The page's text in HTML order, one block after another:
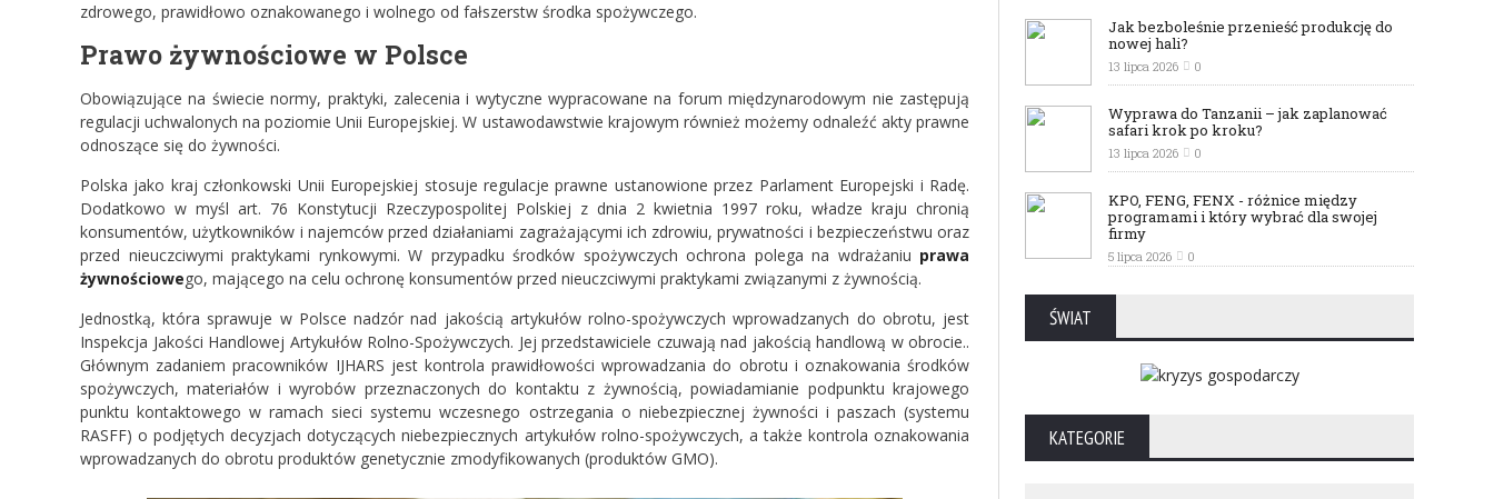
zdrowego, prawidłowo oznakowanego i wolnego od fałszerstw środka spożywczego.
Prawo żywnościowe w Polsce
Obowiązujące na świecie normy, praktyki, zalecenia i wytyczne wypracowane na forum międzynarodowym nie zastępują
regulacji uchwalonych na poziomie Unii Europejskiej. W ustawodawstwie krajowym również możemy odnaleźć akty prawne
odnoszące się do żywności.
Polska jako kraj członkowski Unii Europejskiej stosuje regulacje prawne ustanowione przez Parlament Europejski i Radę.
Dodatkowo w myśl art. 76 Konstytucji Rzeczypospolitej Polskiej z dnia 2 kwietnia 1997 roku, władze kraju chronią
konsumentów, użytkowników i najemców przed działaniami zagrażającymi ich zdrowiu, prywatności i bezpieczeństwu oraz
przed nieuczciwymi praktykami rynkowymi. W przypadku środków spożywczych ochrona polega na wdrażaniu prawa
żywnościowego, mającego na celu ochronę konsumentów przed nieuczciwymi praktykami związanymi z żywnością.
Jednostką, która sprawuje w Polsce nadzór nad jakością artykułów rolno-spożywczych wprowadzanych do obrotu, jest
Inspekcja Jakości Handlowej Artykułów Rolno-Spożywczych. Jej przedstawiciele czuwają nad jakością handlową w obrocie..
Głównym zadaniem pracowników IJHARS jest kontrola prawidłowości wprowadzania do obrotu i oznakowania środków
spożywczych, materiałów i wyrobów przeznaczonych do kontaktu z żywnością, powiadamianie podpunktu krajowego
punktu kontaktowego w ramach sieci systemu wczesnego ostrzegania o niebezpiecznej żywności i paszach (systemu
RASFF) o podjętych decyzjach dotyczących niebezpiecznych artykułów rolno-spożywczych, a także kontrola oznakowania
wprowadzanych do obrotu produktów genetycznie zmodyfikowanych (produktów GMO).
Jak bezboleśnie przenieść produkcję do
nowej hali?
13 lipca 2026 0
Wyprawa do Tanzanii – jak zaplanować
safari krok po kroku?
13 lipca 2026 0
KPO, FENG, FENX - różnice między
programami i który wybrać dla swojej
firmy
5 lipca 2026 0
ŚWIAT
KATEGORIE